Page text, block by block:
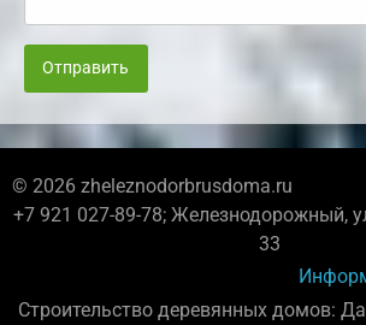
Отправить
© 2026 zheleznodorbrusdoma.ru
+7 921 027-89-78; Железнодорожный,
33
Строительство деревянных домов: